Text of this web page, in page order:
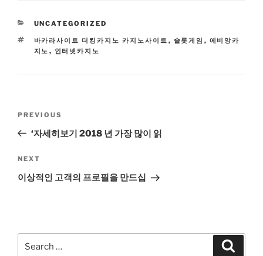
CATEGORIES
UNCATEGORIZED
TAGS
바카라사이트 더킹카지노 카지노사이트 , 슬롯게임 , 에비앙카
지노 , 인터넷카지노
Previous
Post
PREVIOUS
‘자세히보기 2018 년 가장 많이 읽
Next
Post
NEXT
이상적인 고객의 프로필을 만드십